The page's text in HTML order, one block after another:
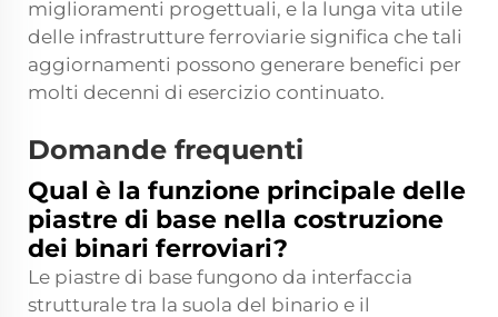
miglioramenti progettuali, e la lunga vita utile
delle infrastrutture ferroviarie significa che tali
aggiornamenti possono generare benefici per
molti decenni di esercizio continuato.
Domande frequenti
Qual è la funzione principale delle
piastre di base nella costruzione
dei binari ferroviari?
Le piastre di base fungono da interfaccia
strutturale tra la suola del binario e il